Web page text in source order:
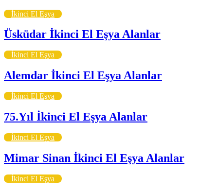
İkinci El Eşya
Üsküdar İkinci El Eşya Alanlar
İkinci El Eşya
Alemdar İkinci El Eşya Alanlar
İkinci El Eşya
75.Yıl İkinci El Eşya Alanlar
İkinci El Eşya
Mimar Sinan İkinci El Eşya Alanlar
İkinci El Eşya